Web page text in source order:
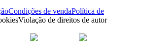
Condições de vendaPolítica de
Violação de direitos de autor